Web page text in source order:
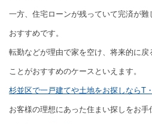
一方、住宅ローンが残っていて完済が
おすすめです。
転勤などが理由で家を空け、将来的に
ことがおすすめのケースといえます。
杉並区で一戸建てや土地をお探しならT
お客様の理想にあった住まい探しをお手